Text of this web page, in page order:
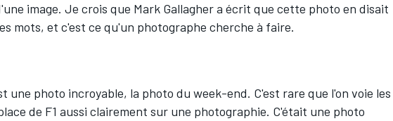
image. Je crois que Mark Gallagher a écrit que cette photo en disait
mots, et c'est ce qu'un photographe cherche à faire.
une photo incroyable, la photo du week-end. C'est rare que l'on voie les
de F1 aussi clairement sur une photographie. C'était une photo